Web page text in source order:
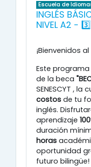
Escuela de
INGLÉS
NIVEL A2 -
¡Bienvenidos
Este
de la beca
SENESCYT , la
costos de tu
inglés.
aprendizaje
duración
horas
oportunidad
futuro bilingüe!